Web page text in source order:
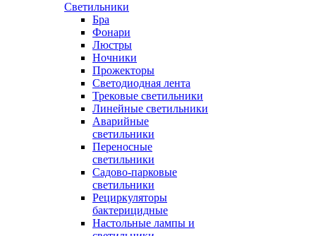
Светильники
Бра
Фонари
Люстры
Ночники
Прожекторы
Светодиодная лента
Трековые светильники
Линейные светильники
Аварийные
светильники
Переносные
светильники
Садово-парковые
светильники
Рециркуляторы
бактерицидные
Настольные лампы и